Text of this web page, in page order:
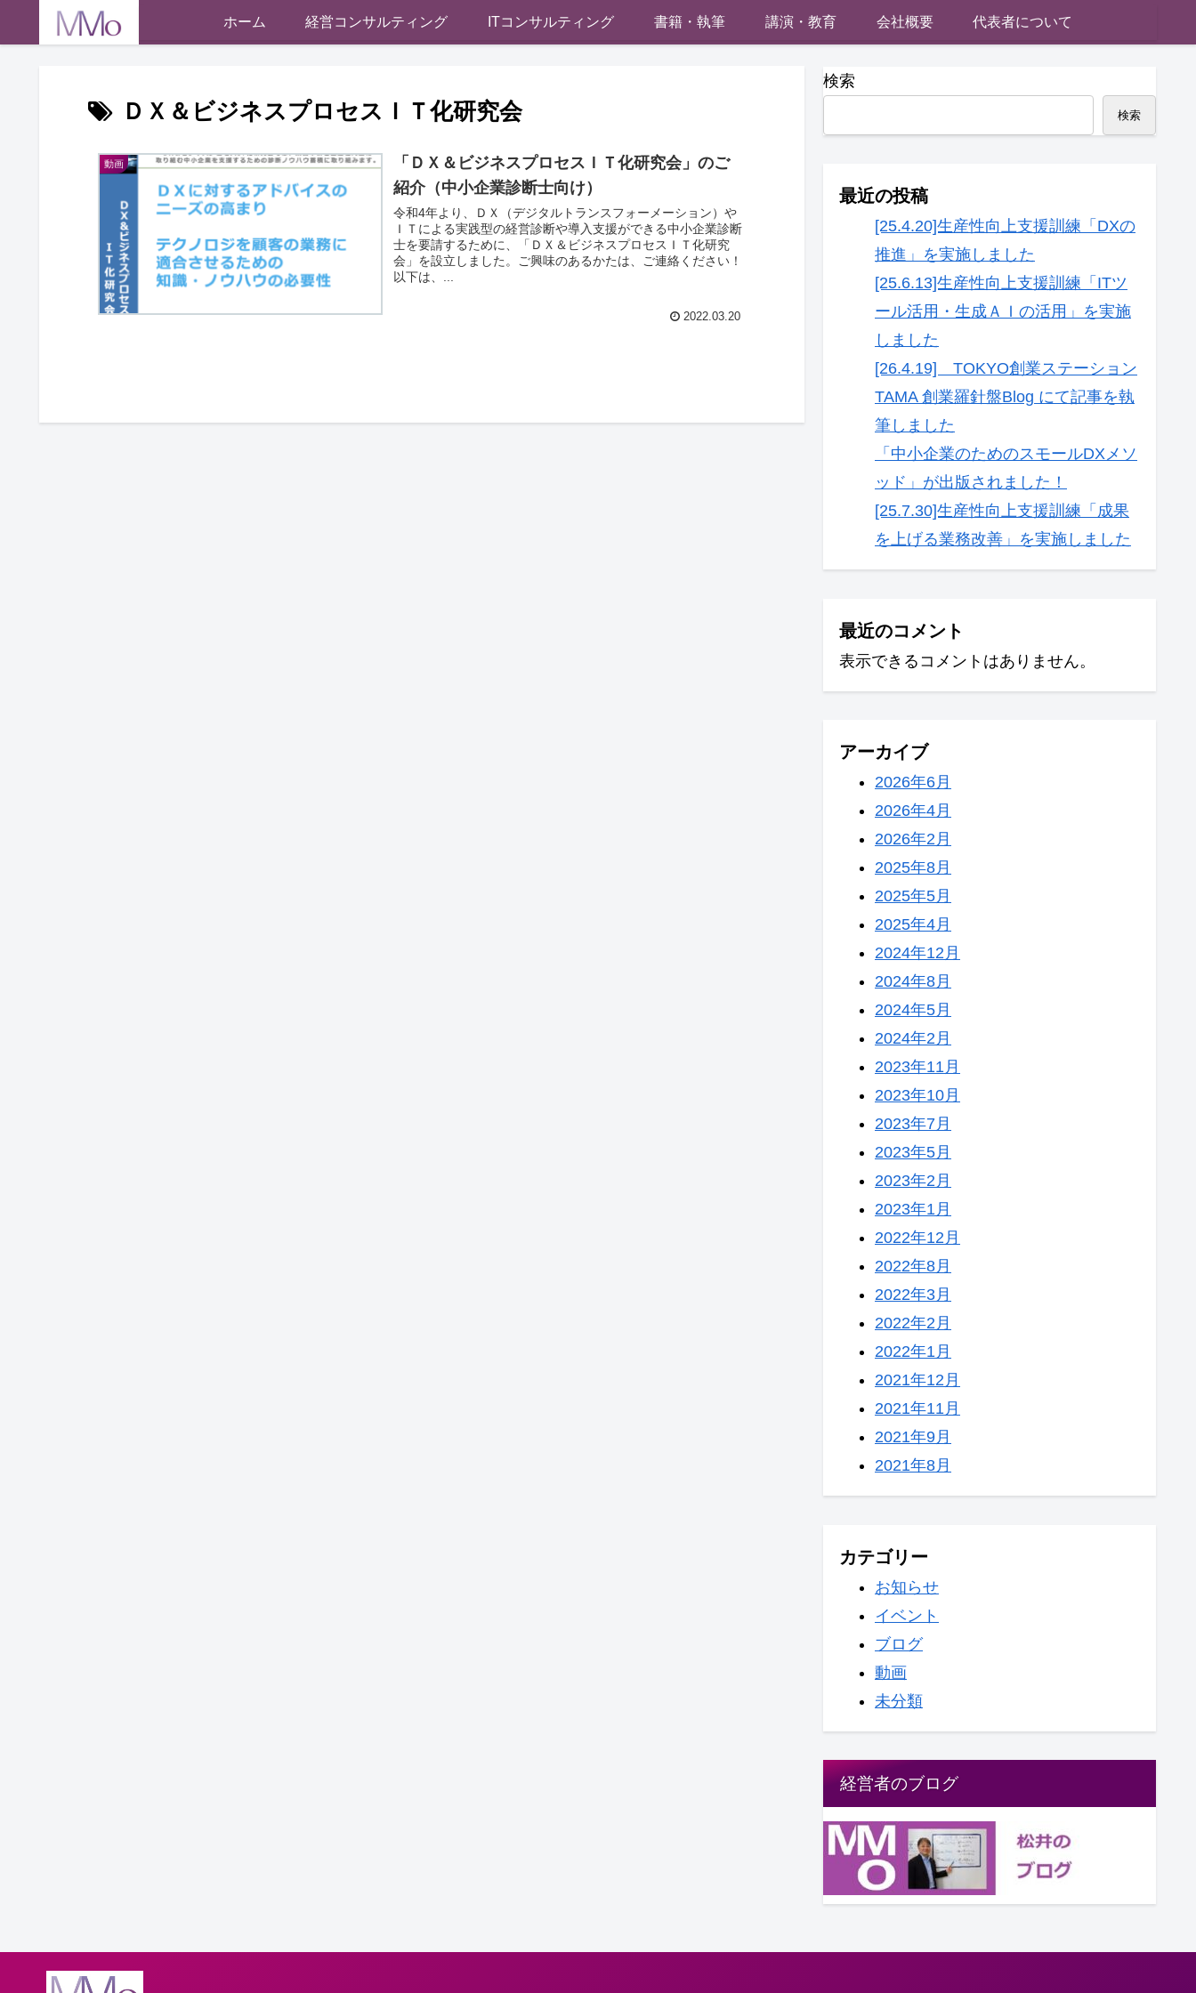
ホーム 経営コンサルティング ITコンサルティング 書籍・執筆 講演・教育 会社概要 代表者について
ＤＸ＆ビジネスプロセスＩＴ化研究会
動画
「ＤＸ＆ビジネスプロセスＩＴ化研究会」のご
紹介（中小企業診断士向け）
令和4年より、ＤＸ（デジタルトランスフォーメーション）や
ＩＴによる実践型の経営診断や導入支援ができる中小企業診断
士を要請するために、「ＤＸ＆ビジネスプロセスＩＴ化研究
会」を設立しました。ご興味のあるかたは、ご連絡ください！
以下は、...
2022.03.20
検索
検索
最近の投稿
[25.4.20]生産性向上支援訓練「DXの
推進」を実施しました
[25.6.13]生産性向上支援訓練「ITツ
ール活用・生成ＡＩの活用」を実施
しました
[26.4.19] TOKYO創業ステーション
TAMA 創業羅針盤Blog にて記事を執
筆しました
「中小企業のためのスモールDXメソ
ッド」が出版されました！
[25.7.30]生産性向上支援訓練「成果
を上げる業務改善」を実施しました
最近のコメント
表示できるコメントはありません。
アーカイブ
2026年6月
2026年4月
2026年2月
2025年8月
2025年5月
2025年4月
2024年12月
2024年8月
2024年5月
2024年2月
2023年11月
2023年10月
2023年7月
2023年5月
2023年2月
2023年1月
2022年12月
2022年8月
2022年3月
2022年2月
2022年1月
2021年12月
2021年11月
2021年9月
2021年8月
カテゴリー
お知らせ
イベント
ブログ
動画
未分類
経営者のブログ